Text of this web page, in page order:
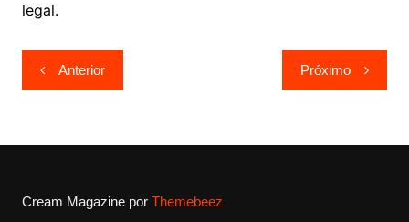
legal.
Navegação
de
Anterior Próximo
Cream Magazine por Themebeez